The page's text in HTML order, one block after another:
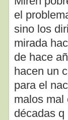
el
sino los
mirada
de hace
hacen un
para el
malos mal
décadas q